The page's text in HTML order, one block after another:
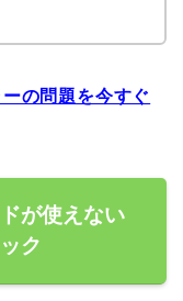
の問題を今すぐ
が使えない
ク